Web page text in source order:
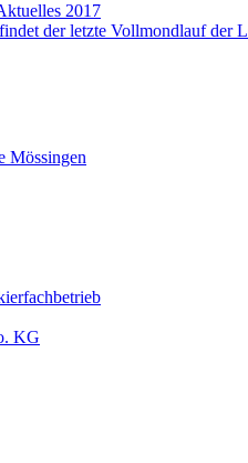
2017
der letzte Vollmondlauf der